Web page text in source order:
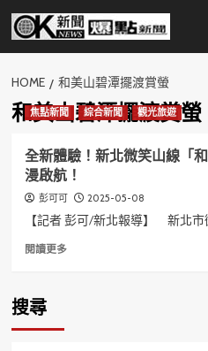
Skip
content
HOME 和美山碧潭擺渡賞螢
和美山碧潭擺渡賞螢
焦點新聞 綜合新聞 觀光旅遊
全新體驗！新北微笑山線「
漫啟航！
彭可可 2025-05-08
【記者 彭可/新北報導】 新北市
閱讀更多Read
搜尋